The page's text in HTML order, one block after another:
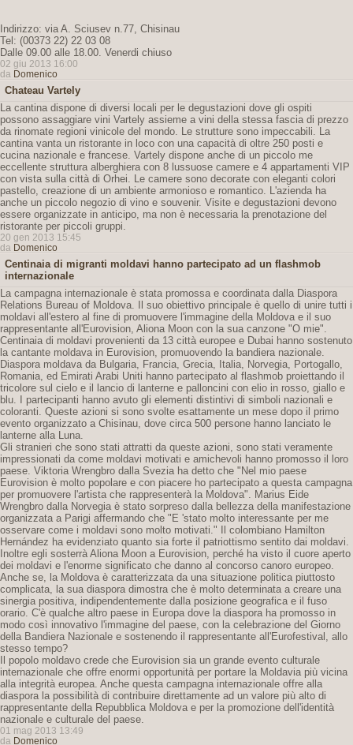
Indirizzo: via A. Sciusev n.77, Chisinau
Tel: (00373 22) 22 03 08
Dalle 09.00 alle 18.00. Venerdi chiuso
02 giu 2013 16:00
da Domenico
Chateau Vartely
La cantina dispone di diversi locali per le degustazioni dove gli ospiti
possono assaggiare vini Vartely assieme a vini della stessa fascia di prezzo
da rinomate regioni vinicole del mondo. Le strutture sono impeccabili. La
cantina vanta un ristorante in loco con una capacità di oltre 250 posti e
cucina nazionale e francese. Vartely dispone anche di un piccolo me
eccellente struttura alberghiera con 8 lussuose camere e 4 appartamenti VIP
con vista sulla città di Orhei. Le camere sono decorate con eleganti colori
pastello, creazione di un ambiente armonioso e romantico. L'azienda ha
anche un piccolo negozio di vino e souvenir. Visite e degustazioni devono
essere organizzate in anticipo, ma non è necessaria la prenotazione del
ristorante per piccoli gruppi.
20 gen 2013 15:45
da Domenico
Centinaia di migranti moldavi hanno partecipato ad un flashmob
internazionale
La campagna internazionale è stata promossa e coordinata dalla Diaspora
Relations Bureau of Moldova. Il suo obiettivo principale è quello di unire tutti i
moldavi all'estero al fine di promuovere l'immagine della Moldova e il suo
rappresentante all'Eurovision, Aliona Moon con la sua canzone "O mie".
Centinaia di moldavi provenienti da 13 città europee e Dubai hanno sostenuto
la cantante moldava in Eurovision, promuovendo la bandiera nazionale.
Diaspora moldava da Bulgaria, Francia, Grecia, Italia, Norvegia, Portogallo,
Romania, ed Emirati Arabi Uniti hanno partecipato al flashmob proiettando il
tricolore sul cielo e il lancio di lanterne e palloncini con elio in rosso, giallo e
blu. I partecipanti hanno avuto gli elementi distintivi di simboli nazionali e
coloranti. Queste azioni si sono svolte esattamente un mese dopo il primo
evento organizzato a Chisinau, dove circa 500 persone hanno lanciato le
lanterne alla Luna.
Gli stranieri che sono stati attratti da queste azioni, sono stati veramente
impressionati da come moldavi motivati ​​e amichevoli hanno promosso il loro
paese. Viktoria Wrengbro dalla Svezia ha detto che "Nel mio paese
Eurovision è molto popolare e con piacere ho partecipato a questa campagna
per promuovere l'artista che rappresenterà la Moldova". Marius Eide
Wrengbro dalla Norvegia è stato sorpreso dalla bellezza della manifestazione
organizzata a Parigi affermando che "E 'stato molto interessante per me
osservare come i moldavi sono molto motivati." Il colombiano Hamilton
Hernández ha evidenziato quanto sia forte il patriottismo sentito dai moldavi.
Inoltre egli sosterrà Aliona Moon a Eurovision, perché ha visto il cuore aperto
dei moldavi e l'enorme significato che danno al concorso canoro europeo.
Anche se, la Moldova è caratterizzata da una situazione politica piuttosto
complicata, la sua diaspora dimostra che è molto determinata a creare una
sinergia positiva, indipendentemente dalla posizione geografica e il fuso
orario. C'è qualche altro paese in Europa dove la diaspora ha promosso in
modo così innovativo l'immagine del paese, con la celebrazione del Giorno
della Bandiera Nazionale e sostenendo il rappresentante all'Eurofestival, allo
stesso tempo?
Il popolo moldavo crede che Eurovision sia un grande evento culturale
internazionale che offre enormi opportunità per portare la Moldavia più vicina
alla integrità europea. Anche questa campagna internazionale offre alla
diaspora la possibilità di contribuire direttamente ad un valore più alto di
rappresentante della Repubblica Moldova e per la promozione dell'identità
nazionale e culturale del paese.
01 mag 2013 13:49
da Domenico